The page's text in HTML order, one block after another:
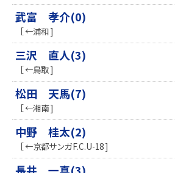
武富 孝介(0)
［ ←浦和 ]
三沢 直人(3)
［ ←鳥取 ]
松田 天馬(7)
［ ←湘南 ]
中野 桂太(2)
［ ←京都サンガF.C.U-18 ]